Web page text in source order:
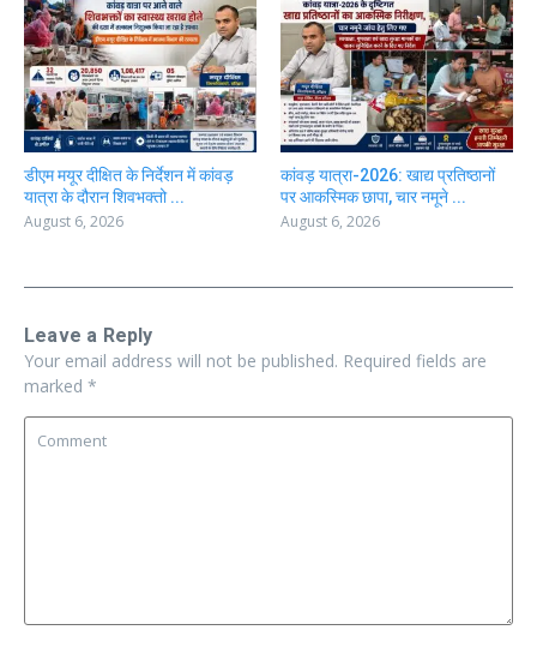
डीएम मयूर दीक्षित के निर्देशन में कांवड़
यात्रा के दौरान शिवभक्तो ...
August 6, 2026
कांवड़ यात्रा-2026: खाद्य प्रतिष्ठानों
पर आकस्मिक छापा, चार नमूने ...
August 6, 2026
Leave a Reply
Your email address will not be published. Required fields are
marked *